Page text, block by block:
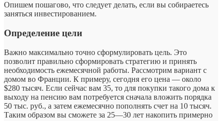
Опишем пошагово, что следует делать, если вы собираетесь
заняться инвестированием.
Определение цели
Важно максимально точно сформулировать цель. Это
позволит правильно сформировать стратегию и принять
необходимость ежемесячной работы. Рассмотрим вариант с
домом во Франции. К примеру, сегодня его цена — около
$280 тысяч. Если сейчас вам 35, то для покупки такого дома к
выходу на пенсию вам потребуется сначала вложить порядка
50 тыс. руб., а затем ежемесячно пополнять счет на 10 тысяч.
Таким образом вы сможете за 25—30 лет накопить примерно